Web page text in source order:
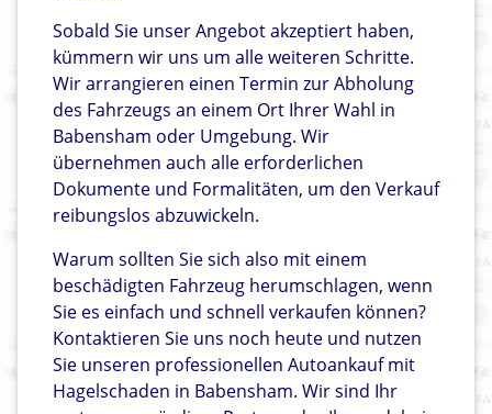
Sobald Sie unser Angebot akzeptiert haben,
kümmern wir uns um alle weiteren Schritte.
Wir arrangieren einen Termin zur Abholung
des Fahrzeugs an einem Ort Ihrer Wahl in
Babensham oder Umgebung. Wir
übernehmen auch alle erforderlichen
Dokumente und Formalitäten, um den Verkauf
reibungslos abzuwickeln.
Warum sollten Sie sich also mit einem
beschädigten Fahrzeug herumschlagen, wenn
Sie es einfach und schnell verkaufen können?
Kontaktieren Sie uns noch heute und nutzen
Sie unseren professionellen Autoankauf mit
Hagelschaden in Babensham. Wir sind Ihr